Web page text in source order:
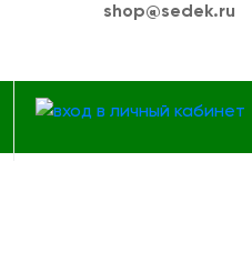
shop@sedek.ru